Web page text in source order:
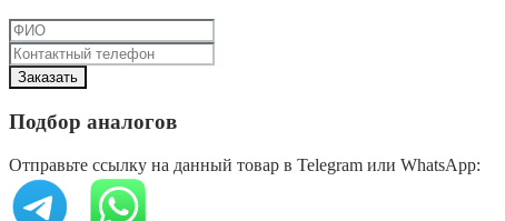
Подбор аналогов
Отправьте ссылку на данный товар в Telegram или WhatsApp: